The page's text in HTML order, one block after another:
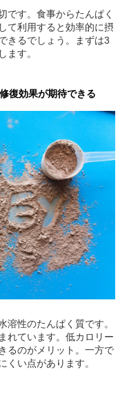
です。食事からたんぱく
て利用すると効率的に摂
きるでしょう。まずは3
ます。
復効果が期待できる
溶性のたんぱく質です。
れています。低カロリー
るのがメリット。一方で
くい点があります。